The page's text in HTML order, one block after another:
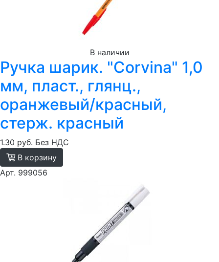
В наличии
Ручка шарик. "Corvina" 1,0
мм, пласт., глянц.,
оранжевый/красный,
стерж. красный
1.30 руб. Без НДС
В корзину
Арт. 999056